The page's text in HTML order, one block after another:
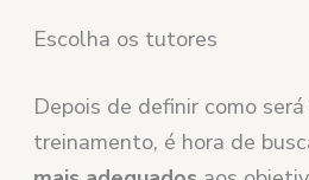
Escolha os tutores
Depois de definir como
treinamento, é hora de